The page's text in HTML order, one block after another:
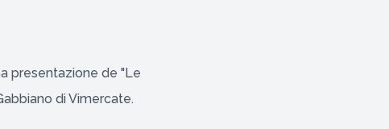
presentazione de "Le
di Vimercate.